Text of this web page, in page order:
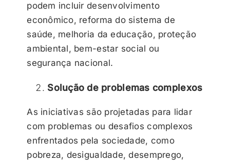
podem incluir desenvolvimento
econômico, reforma do sistema de
saúde, melhoria da educação, proteção
ambiental, bem-estar social ou
segurança nacional.
Solução de problemas complexos
As iniciativas são projetadas para lidar
com problemas ou desafios complexos
enfrentados pela sociedade, como
pobreza, desigualdade, desemprego,